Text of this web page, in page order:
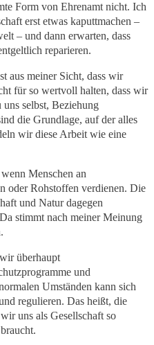
Form von Ehrenamt nicht. Ich
erst etwas kaputtmachen –
– und dann erwarten, dass
reparieren.
aus meiner Sicht, dass wir
für so wertvoll halten, dass wir
selbst, Beziehung
die Grundlage, auf der alles
wir diese Arbeit wie eine
Menschen an
oder Rohstoffen verdienen. Die
und Natur dagegen
stimmt nach meiner Meinung
überhaupt
und
Umständen kann sich
regulieren. Das heißt, die
uns als Gesellschaft so
braucht.